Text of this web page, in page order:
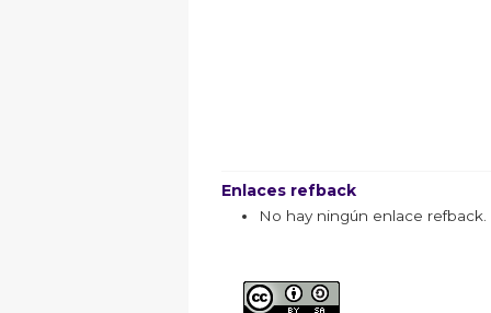
Enlaces refback
No hay ningún enlace refback.